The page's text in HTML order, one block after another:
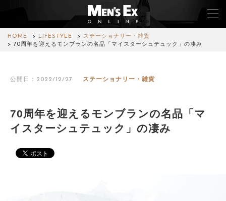
HOME LIFESTYLE
ステーショナリー・雑貨
70周年を迎えるモンブランの名品「マイスターシュテュック」の凄み
公開日：2022/12/27 ステーショナリー・雑貨
70周年を迎えるモンブランの名品「マ
イスターシュテュック」の凄み
WATCH
CAR&BIKE
LIFESTYLE